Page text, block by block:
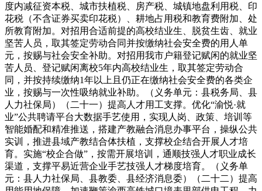
度内减征资本税、城市扶植税、房产税、城镇地盘利用税、印
花税（不含证券买卖印花税）、耕地占用税和教育费附加、处
所教育附加。对招用合适前提的高校结业生、脱贫生齿、就业
坚苦人员，取其签定劳动合同并按缴纳社会安全费的用人单
元，按赐与社会安全补助。对招用我市户籍登记赋闲的就业坚
苦人员、登记赋闲离校5年内高校结业生，取其签定劳动合
同，并按持续缴纳1年以上且仍正在缴纳社会安全费的各类企
业，按赐与一次性吸纳就业补助。（义务单元：县税务局、县
人力社保局）（二十一）提高人才用工支撑。优化“渝悦·就
业”公共聘请平台大数据手艺使用，实现人岗、政策、培训等
智能婚配和精准推送，搭建产教融合消息办事平台，操纵公共
实训，推进县域产教结合体扶植，支撑校企结合开展人才培
育。实施“校企合做”，按需开展培训，通顺技强人才职业成长
渠道，支撑平易近营企业手艺技强人才梯度培育。（义务单
元：县人力社保局、县教委、县经济消息委）（二十二）提高